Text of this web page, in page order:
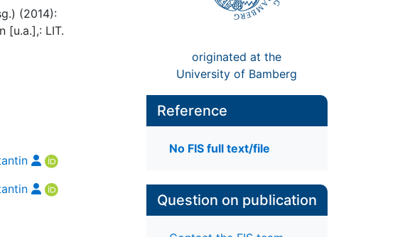
(2014):
[u.a.],: LIT.
originated at the
University of Bamberg
Reference
No FIS full text/file
Question on publication